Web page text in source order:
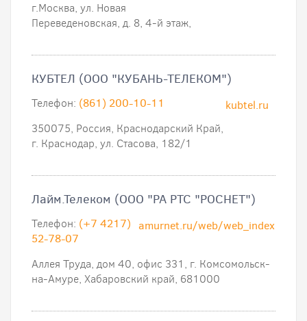
г.Москва, ул. Новая
Переведеновская, д. 8, 4-й этаж,
КУБТЕЛ (ООО "КУБАНЬ-ТЕЛЕКОМ")
kubtel.ru
Телефон: (861) 200-10-11
350075, Россия, Краснодарский Край,
г. Краснодар, ул. Стасова, 182/1
Лайм.Телеком (ООО "РА РТС "РОСНЕТ")
amurnet.ru/web/web_index.php
Телефон: (+7 4217)
52-78-07
Аллея Труда, дом 40, офис 331, г. Комсомольск-
на-Амуре, Хабаровский край, 681000